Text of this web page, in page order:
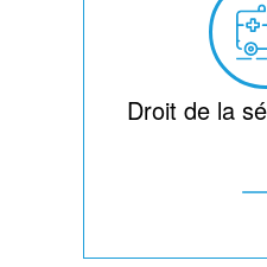
Droit de la